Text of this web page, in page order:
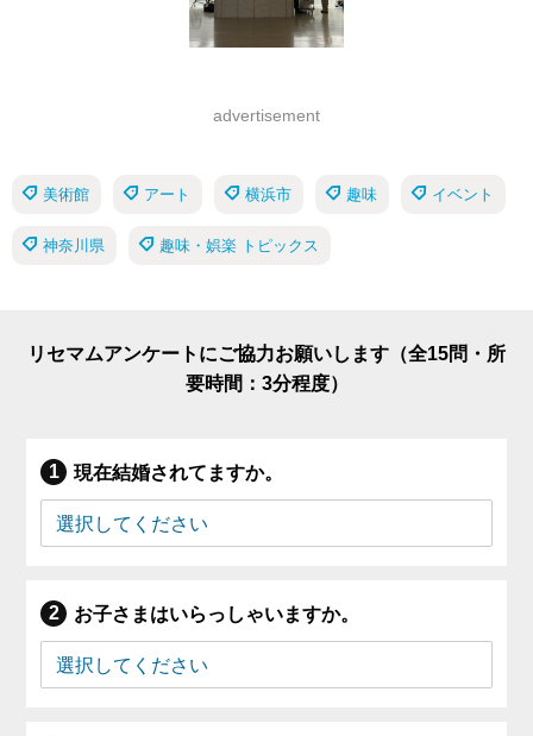
advertisement
美術館 アート 横浜市 趣味 イベント
神奈川県 趣味・娯楽 トピックス
リセマムアンケートにご協力お願いします（全15問・所
要時間：3分程度）
現在結婚されてますか。
お子さまはいらっしゃいますか。